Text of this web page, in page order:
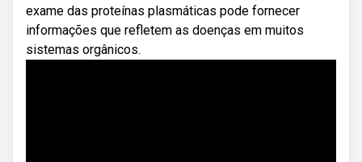
exame das proteínas plasmáticas pode fornecer
informações que refletem as doenças em muitos
sistemas orgânicos.